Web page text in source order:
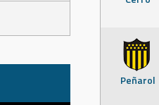
Peñarol